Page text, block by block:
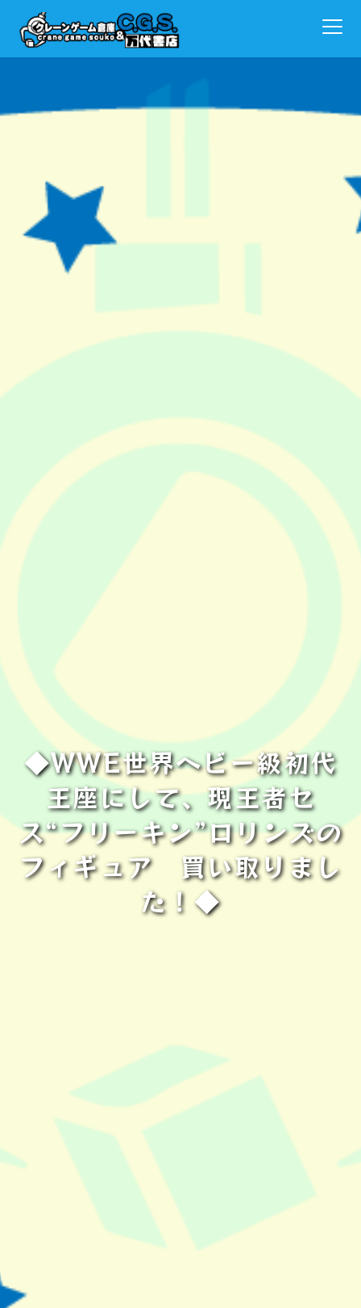
◆WWE世界ヘビー級初代
王座にして、現王者セ
ス“フリーキン”ロリンズの
フィギュア 買い取りまし
た！◆